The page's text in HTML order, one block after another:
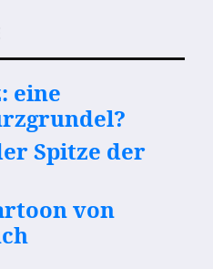
eine
Spitze der
von